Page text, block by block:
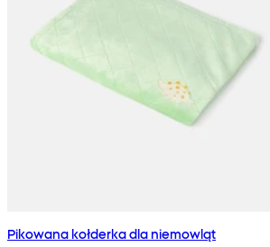
Pikowana kołderka dla niemowląt